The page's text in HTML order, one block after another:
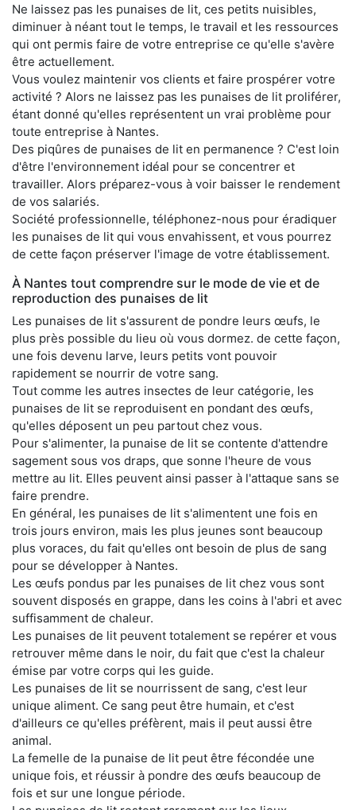
Ne laissez pas les punaises de lit, ces petits nuisibles,
diminuer à néant tout le temps, le travail et les ressources
qui ont permis faire de votre entreprise ce qu'elle s'avère
être actuellement.
Vous voulez maintenir vos clients et faire prospérer votre
activité ? Alors ne laissez pas les punaises de lit proliférer,
étant donné qu'elles représentent un vrai problème pour
toute entreprise à Nantes.
Des piqûres de punaises de lit en permanence ? C'est loin
d'être l'environnement idéal pour se concentrer et
travailler. Alors préparez-vous à voir baisser le rendement
de vos salariés.
Société professionnelle, téléphonez-nous pour éradiquer
les punaises de lit qui vous envahissent, et vous pourrez
de cette façon préserver l'image de votre établissement.
À Nantes tout comprendre sur le mode de vie et de
reproduction des punaises de lit
Les punaises de lit s'assurent de pondre leurs œufs, le
plus près possible du lieu où vous dormez. de cette façon,
une fois devenu larve, leurs petits vont pouvoir
rapidement se nourrir de votre sang.
Tout comme les autres insectes de leur catégorie, les
punaises de lit se reproduisent en pondant des œufs,
qu'elles déposent un peu partout chez vous.
Pour s'alimenter, la punaise de lit se contente d'attendre
sagement sous vos draps, que sonne l'heure de vous
mettre au lit. Elles peuvent ainsi passer à l'attaque sans se
faire prendre.
En général, les punaises de lit s'alimentent une fois en
trois jours environ, mais les plus jeunes sont beaucoup
plus voraces, du fait qu'elles ont besoin de plus de sang
pour se développer à Nantes.
Les œufs pondus par les punaises de lit chez vous sont
souvent disposés en grappe, dans les coins à l'abri et avec
suffisamment de chaleur.
Les punaises de lit peuvent totalement se repérer et vous
retrouver même dans le noir, du fait que c'est la chaleur
émise par votre corps qui les guide.
Les punaises de lit se nourrissent de sang, c'est leur
unique aliment. Ce sang peut être humain, et c'est
d'ailleurs ce qu'elles préfèrent, mais il peut aussi être
animal.
La femelle de la punaise de lit peut être fécondée une
unique fois, et réussir à pondre des œufs beaucoup de
fois et sur une longue période.